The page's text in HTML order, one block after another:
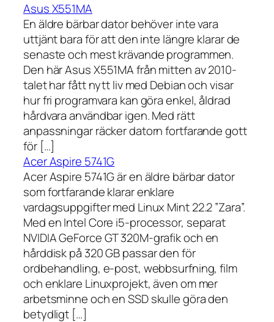
Asus X551MA
En äldre bärbar dator behöver inte vara
uttjänt bara för att den inte längre klarar de
senaste och mest krävande programmen.
Den här Asus X551MA från mitten av 2010-
talet har fått nytt liv med Debian och visar
hur fri programvara kan göra enkel, åldrad
hårdvara användbar igen. Med rätt
anpassningar räcker datorn fortfarande gott
för […]
Acer Aspire 5741G
Acer Aspire 5741G är en äldre bärbar dator
som fortfarande klarar enklare
vardagsuppgifter med Linux Mint 22.2 ”Zara”.
Med en Intel Core i5-processor, separat
NVIDIA GeForce GT 320M-grafik och en
hårddisk på 320 GB passar den för
ordbehandling, e-post, webbsurfning, film
och enklare Linuxprojekt, även om mer
arbetsminne och en SSD skulle göra den
betydligt […]